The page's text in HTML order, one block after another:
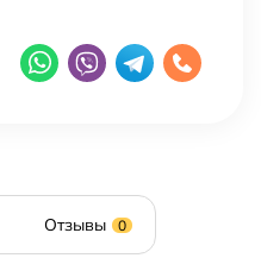
Отзывы 0